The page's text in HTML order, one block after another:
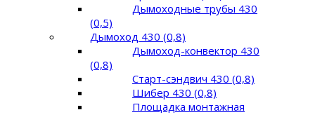
Дымоходные трубы 430
(0,5)
Дымоход 430 (0,8)
Дымоход-конвектор 430
(0,8)
Старт-сэндвич 430 (0,8)
Шибер 430 (0,8)
Площадка монтажная